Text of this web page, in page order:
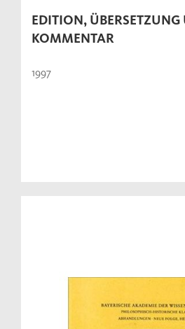
EDITION, ÜBERSETZUNG
KOMMENTAR
1997